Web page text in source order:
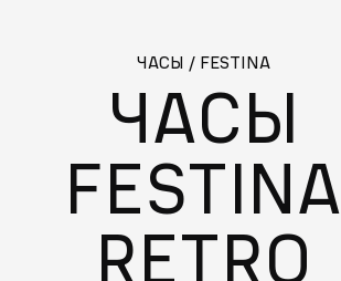
ЧАСЫ / FESTINA
ЧАСЫ
FESTINA
RETRO